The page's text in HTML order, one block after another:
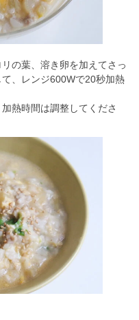
の葉、溶き卵を加えてさっ
、レンジ600Wで20秒加熱
熱時間は調整してくださ